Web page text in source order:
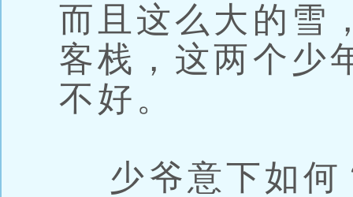
而且这么大的雪
客栈，这两个少
不好。
少爷意下如何